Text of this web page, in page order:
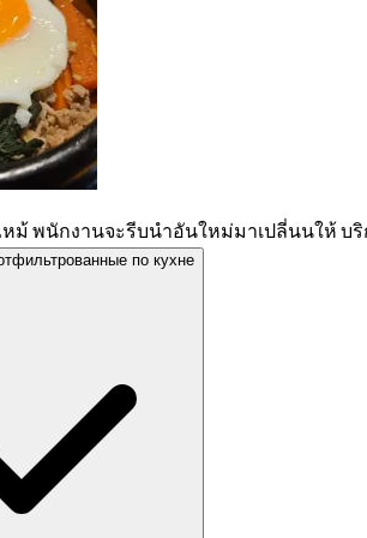
ม้ พนักงานจะรีบนำอันใหม่มาเปลี่นนให้ บ
по кухне